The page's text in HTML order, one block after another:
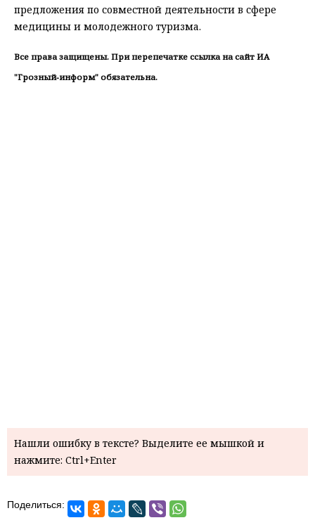
предложения по совместной деятельности в сфере
медицины и молодежного туризма.
Все права защищены. При перепечатке ссылка на сайт ИА
"Грозный-информ" обязательна.
Нашли ошибку в тексте? Выделите ее мышкой и
нажмите: Ctrl+Enter
Поделиться: